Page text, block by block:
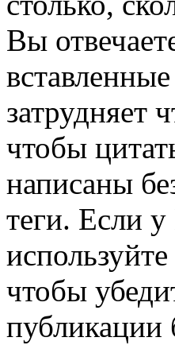
Вы
затрудняет
чтобы
написаны
теги. Если
чтобы
публикации